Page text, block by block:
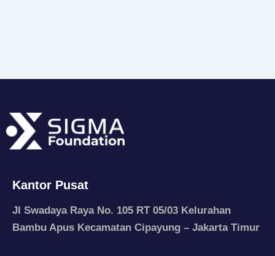
Kantor Pusat
Jl Swadaya Raya No. 105 RT 05/03 Kelurahan
Bambu Apus Kecamatan Cipayung – Jakarta Timur